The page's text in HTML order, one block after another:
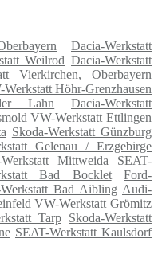
Dacia-Werkstatt
Weilrod Dacia-Werkstatt
Vierkirchen, Oberbayern
Höhr-Grenzhausen
Lahn
Dacia-Werkstatt
VW-Werkstatt Ettlingen
Skoda-Werkstatt Günzburg
Gelenau / Erzgebirge
Mittweida
SEAT-
Bad Bocklet
Ford-
Bad Aibling Audi-
VW-Werkstatt Grömitz
Tarp
Skoda-Werkstatt
SEAT-Werkstatt Kaulsdorf